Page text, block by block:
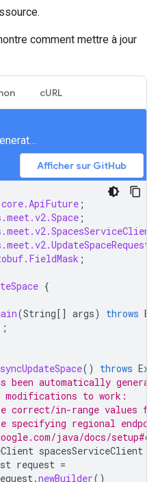
comment mettre à jour
cURL
meet/samples/snippets/generated/com/google/apps/meet/v2/spacesservice/updatespace/AsyncUpdateSpace.java
Afficher sur GitHub
;
;
;
{
(String[] args) throws
() throws
automatically
to work:
correct/in-range values
regional
java/docs/
spacesServiceClient
request =
.newBuilder()